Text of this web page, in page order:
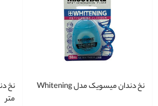
نخ دندان میسویک مدل Whitening
متر